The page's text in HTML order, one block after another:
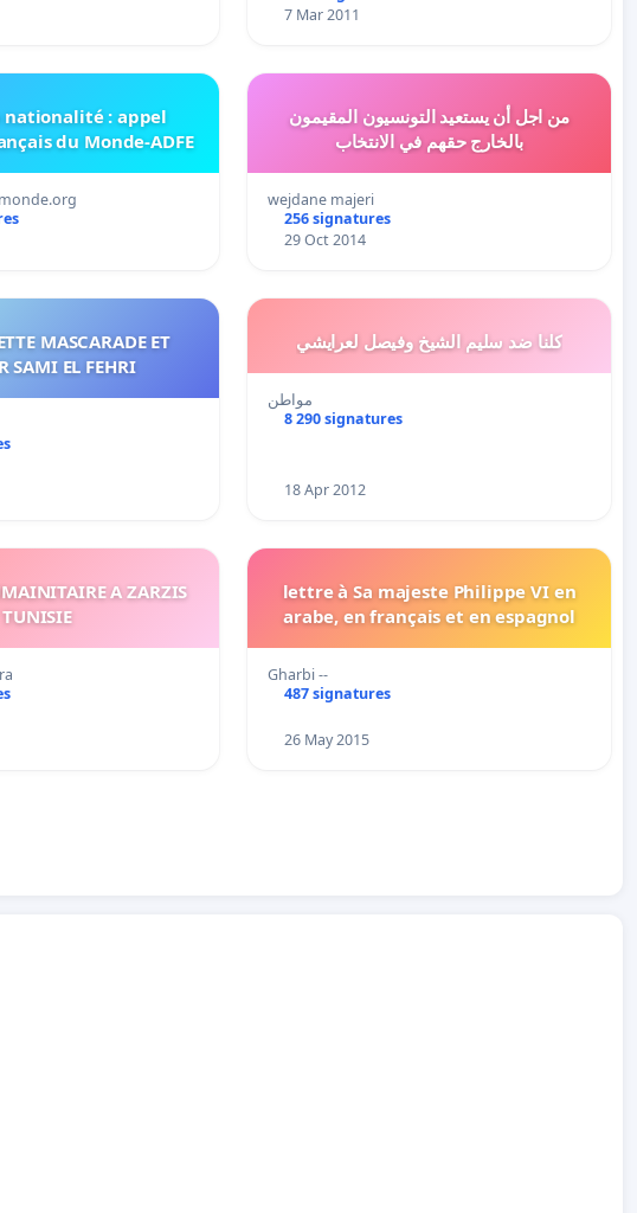
7 Mar 2011
nationalité : appel
du Monde-ADFE
من اجل أن يستعيد التونسيون المقيمون
بالخارج حقهم في الانتخاب
wejdane majeri
256 signatures
29 Oct 2014
MASCARADE ET
SAMI EL FEHRI
كلنا ضد سليم الشيخ وفيصل لعرايشي
مواطن
8 290 signatures
18 Apr 2012
A ZARZIS
TUNISIE
lettre à Sa majeste Philippe VI en
arabe, en français et en espagnol
Gharbi --
487 signatures
26 May 2015